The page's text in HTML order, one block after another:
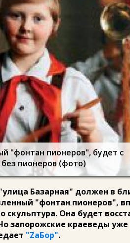
"фонтан пионеров", будет с
пионеров (фото)
Базарная" должен в
"фонтан пионеров",
скульптура. Она будет
запорожские краеведы уже
"ZаБор".